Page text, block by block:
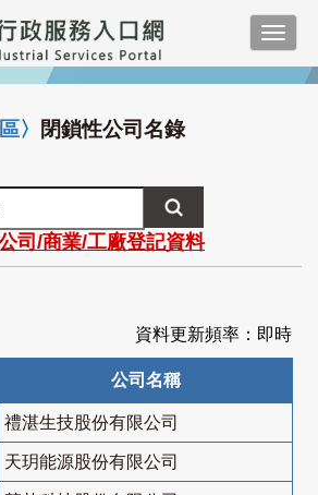
〉 閉鎖性公司名錄
司/商業/工廠登記資料
資料更新頻率：即時
公司名稱
禮湛生技股份有限公司
天玥能源股份有限公司